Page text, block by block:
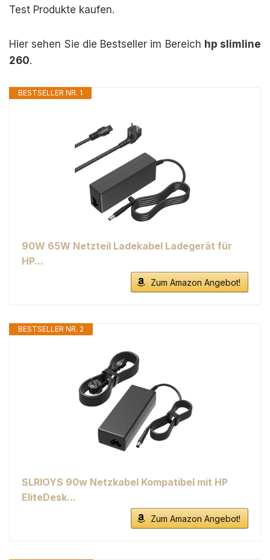
Test Produkte kaufen.
Hier sehen Sie die Bestseller im Bereich hp slimline
260.
BESTSELLER NR. 1
90W 65W Netzteil Ladekabel Ladegerät für
HP...
Zum Amazon Angebot!
BESTSELLER NR. 2
SLRIOYS 90w Netzkabel Kompatibel mit HP
EliteDesk...
Zum Amazon Angebot!